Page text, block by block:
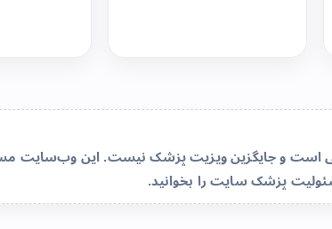
است و جایگزین ویزیت پزشک نیست. این وب‌سایت
پزشک سایترا بخوانید.